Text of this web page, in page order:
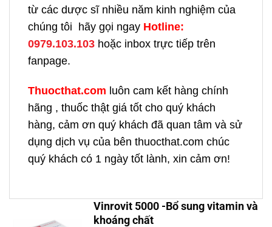
từ các dược sĩ nhiều năm kinh nghiệm của
chúng tôi hãy gọi ngay Hotline:
0979.103.103 hoặc inbox trực tiếp trên
fanpage.
Thuocthat.com luôn cam kết hàng chính
hãng , thuốc thật giá tốt cho quý khách
hàng, cảm ơn quý khách đã quan tâm và sử
dụng dịch vụ của bên thuocthat.com chúc
quý khách có 1 ngày tốt lành, xin cảm ơn!
Vinrovit 5000 -Bổ sung vitamin và
khoáng chất